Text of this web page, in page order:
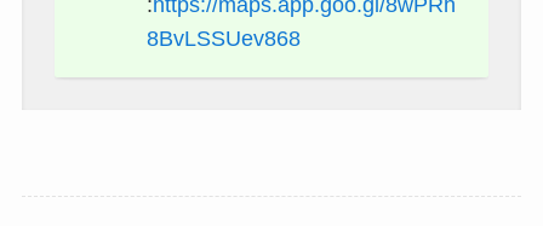
8BvLSSUev868